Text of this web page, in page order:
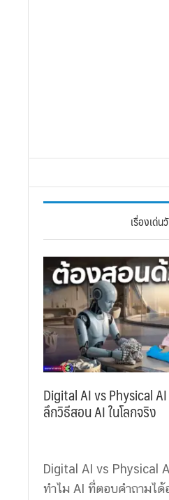
เรื่องเด่น
Digital AI vs Physical AI
ลึกวิธีสอน AI ในโลกจริง
Digital AI vs Physical
ทำไม AI ที่ตอบคำถามได้